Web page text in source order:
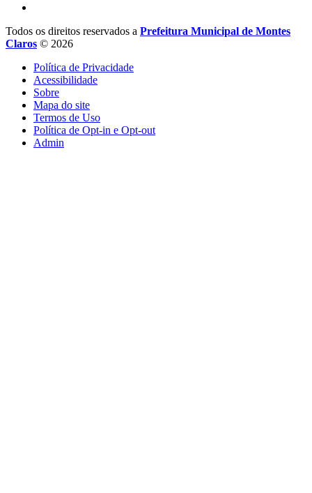
Todos os direitos reservados a Prefeitura Municipal de Montes
Claros © 2026
Política de Privacidade
Acessibilidade
Sobre
Mapa do site
Termos de Uso
Política de Opt-in e Opt-out
Admin